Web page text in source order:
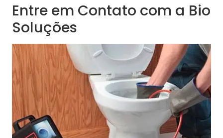
Entre em Contato com a Bio
Soluções